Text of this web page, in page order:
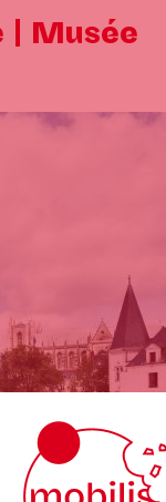
| Musée